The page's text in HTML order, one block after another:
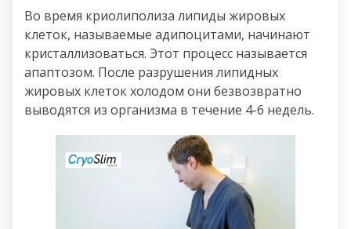
Во время криолиполиза липиды жировых
клеток, называемые адипоцитами, начинают
кристаллизоваться. Этот процесс называется
апаптозом. После разрушения липидных
жировых клеток холодом они безвозвратно
выводятся из организма в течение 4-6 недель.